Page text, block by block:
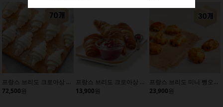
프랑스 브리도 크로아상 60gx70개/냉동생지/냉동빵
72,500원
프랑스 브리도 크로아상 60gx10개/냉동생지
13,900원
프랑스 브리도 미니 뺑오쇼콜라 28gx30개/냉동생지/빵
23,900원